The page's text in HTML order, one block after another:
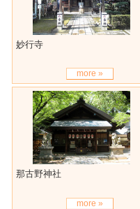
妙行寺
more »
那古野神社
more »